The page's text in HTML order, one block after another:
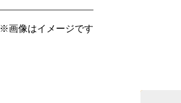
※画像はイメージです